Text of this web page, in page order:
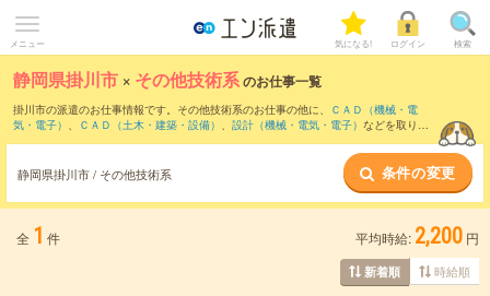
メニュー 気になる! ログイン 検索
静岡県掛川市 × その他技術系のお仕事一覧
掛川市の派遣のお仕事情報です。その他技術系のお仕事の他に、
ＣＡＤ（機械・電
気・電子） 、 ＣＡＤ（土木・建築・設備） 、 設計（機械・電気・電子） などを取り揃
静岡県掛川市 / その他技術系 条件の変更
全 1 件 平均時給: 2,200 円
新着順 時給順